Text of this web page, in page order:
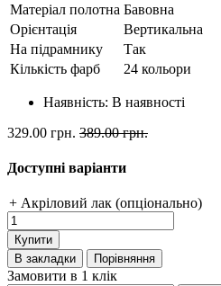
Матеріал полотна Бавовна
Орієнтація
Вертикальна
На підрамнику
Так
Кількість фарб
24 кольори
Наявність: В наявності
329.00 грн. 389.00 грн.
Доступні варіанти
+ Акріловий лак (опціонально)
Купити
В закладки
Порівняння
Замовити в 1 клік